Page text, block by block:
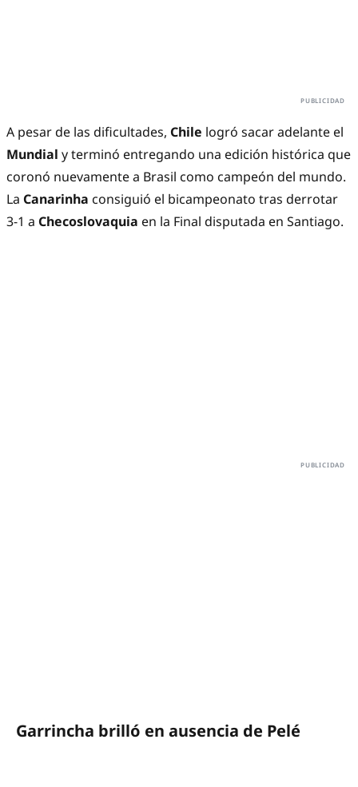
A pesar de las dificultades, Chile logró sacar adelante el
Mundial y terminó entregando una edición histórica que
coronó nuevamente a Brasil como campeón del mundo.
La Canarinha consiguió el bicampeonato tras derrotar
3-1 a Checoslovaquia en la Final disputada en Santiago.
Garrincha brilló en ausencia de Pelé